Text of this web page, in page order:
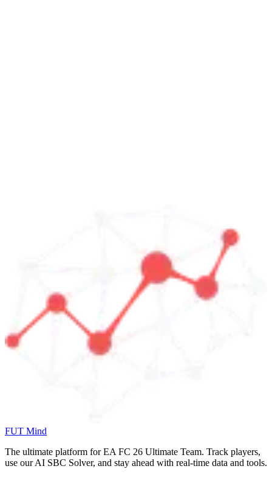
FUT Mind
The ultimate platform for EA FC 26 Ultimate Team. Track players,
use our AI SBC Solver, and stay ahead with real-time data and tools.